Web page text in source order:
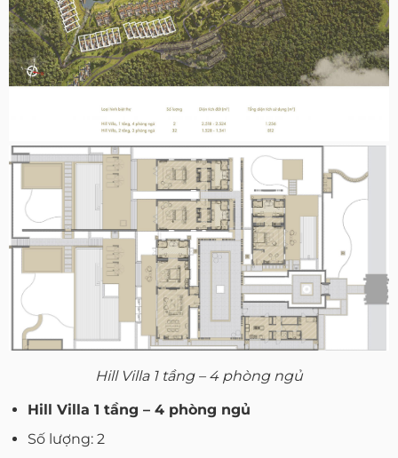
Hill Villa 1 tầng – 4 phòng ngủ
Hill Villa 1 tầng – 4 phòng ngủ
Số lượng: 2